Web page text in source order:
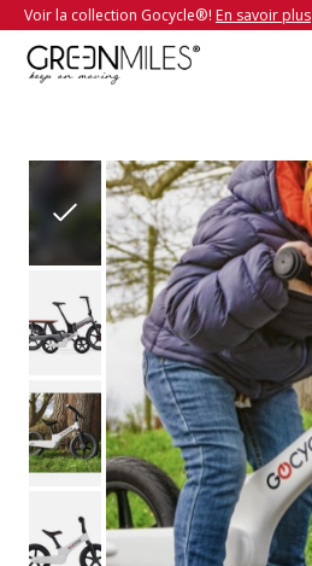
Voir la collection Gocycle®! En savoir plus
Slideshow Items